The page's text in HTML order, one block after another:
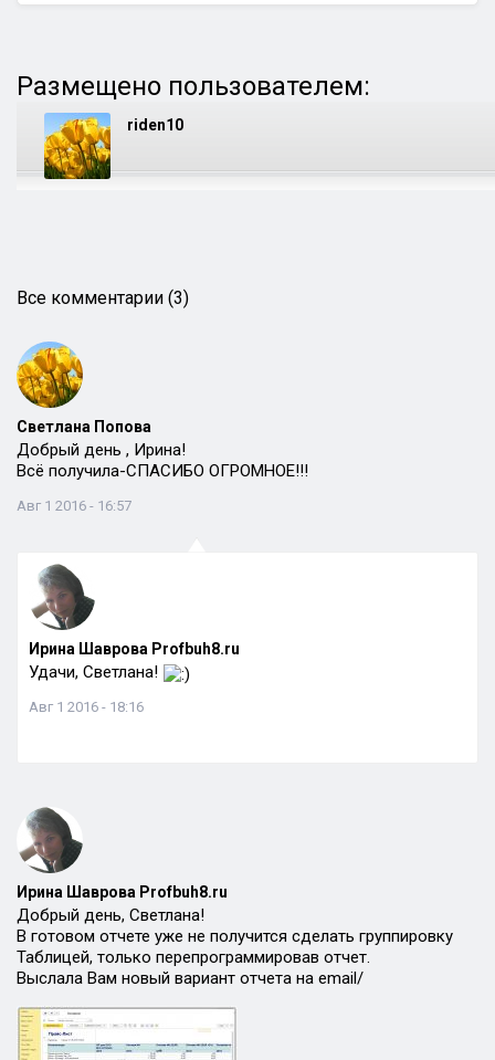
Размещено пользователем:
riden10
Все комментарии (3)
Светлана Попова
Добрый день , Ирина!
Всё получила-СПАСИБО ОГРОМНОЕ!!!
Авг 1 2016 - 16:57
Ирина Шаврова Profbuh8.ru
Удачи, Светлана!
Авг 1 2016 - 18:16
Ирина Шаврова Profbuh8.ru
Добрый день, Светлана!
В готовом отчете уже не получится сделать группировку
Таблицей, только перепрограммировав отчет.
Выслала Вам новый вариант отчета на email/